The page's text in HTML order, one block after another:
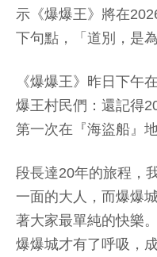
示《爆爆王》將在
下句點，「道別，是
《爆爆王》昨日下午
爆王村民們：還記得
第一次在『海盜船』
段長達20年的旅程，
一面的大人，而爆爆
著大家最單純的快樂
爆爆城才有了呼吸，